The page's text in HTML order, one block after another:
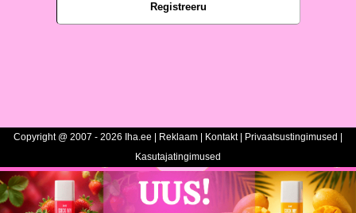
Registreeru
Copyright @ 2007 - 2026 Iha.ee | Reklaam Kontakt| Privaatsustingimused
Kasutajatingimused